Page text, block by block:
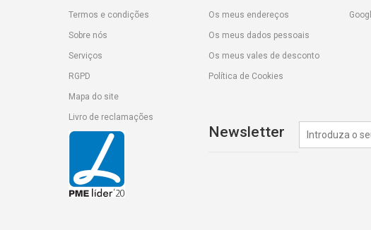
Termos e condições
Sobre nós
Serviços
RGPD
Mapa do site
Livro de reclamações
Os meus endereços
Os meus dados pessoais
Os meus vales de desconto
Política de Cookies
Newsletter